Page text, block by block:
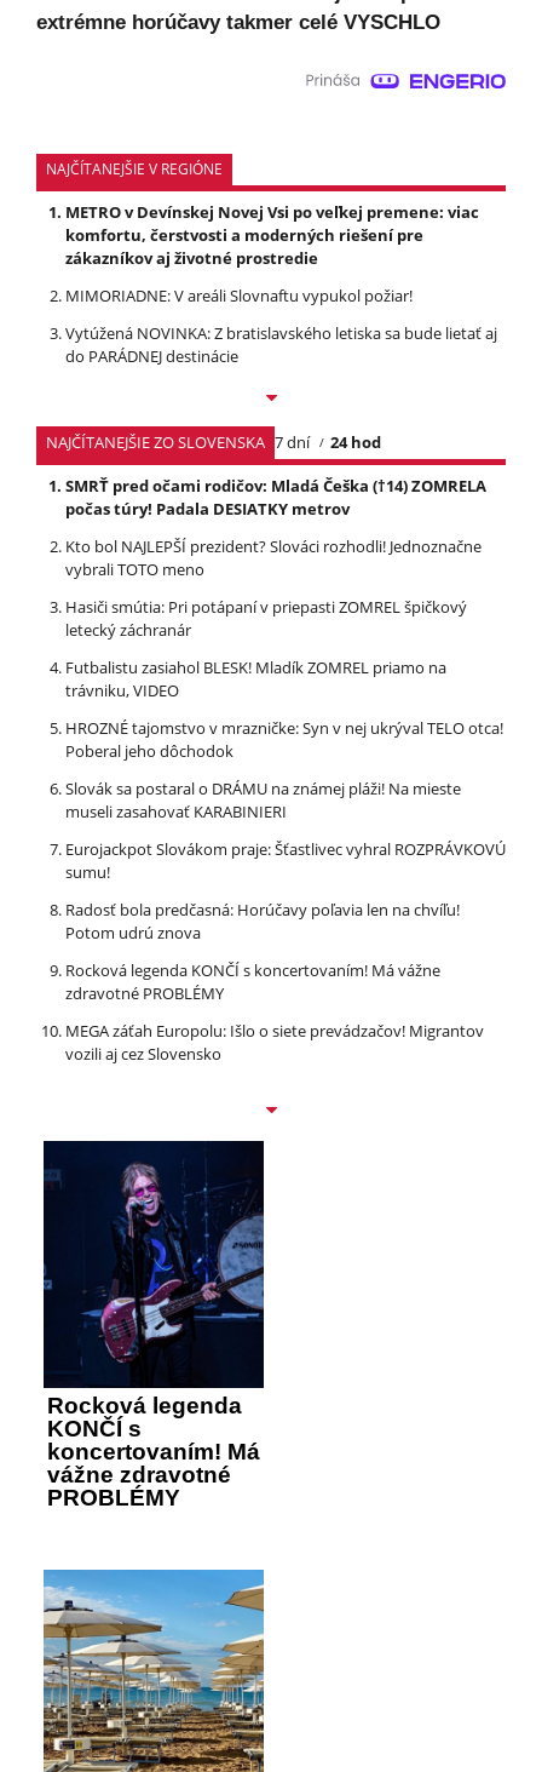
extrémne horúčavy takmer celé VYSCHLO
NAJČÍTANEJŠIE V REGIÓNE
METRO v Devínskej Novej Vsi po veľkej premene: viac
komfortu, čerstvosti a moderných riešení pre
zákazníkov aj životné prostredie
MIMORIADNE: V areáli Slovnaftu vypukol požiar!
Vytúžená NOVINKA: Z bratislavského letiska sa bude lietať aj
do PARÁDNEJ destinácie
NAJČÍTANEJŠIE ZO SLOVENSKA 7 dní
24 hod
SMRŤ pred očami rodičov: Mladá Češka (†14) ZOMRELA
počas túry! Padala DESIATKY metrov
Kto bol NAJLEPŠÍ prezident? Slováci rozhodli! Jednoznačne
vybrali TOTO meno
Hasiči smútia: Pri potápaní v priepasti ZOMREL špičkový
letecký záchranár
Futbalistu zasiahol BLESK! Mladík ZOMREL priamo na
trávniku, VIDEO
HROZNÉ tajomstvo v mrazničke: Syn v nej ukrýval TELO otca!
Poberal jeho dôchodok
Slovák sa postaral o DRÁMU na známej pláži! Na mieste
museli zasahovať KARABINIERI
Eurojackpot Slovákom praje: Šťastlivec vyhral ROZPRÁVKOVÚ
sumu!
Radosť bola predčasná: Horúčavy poľavia len na chvíľu!
Potom udrú znova
Rocková legenda KONČÍ s koncertovaním! Má vážne
zdravotné PROBLÉMY
MEGA záťah Europolu: Išlo o siete prevádzačov! Migrantov
vozili aj cez Slovensko
Rocková legenda
KONČÍ s
koncertovaním! Má
vážne zdravotné
PROBLÉMY